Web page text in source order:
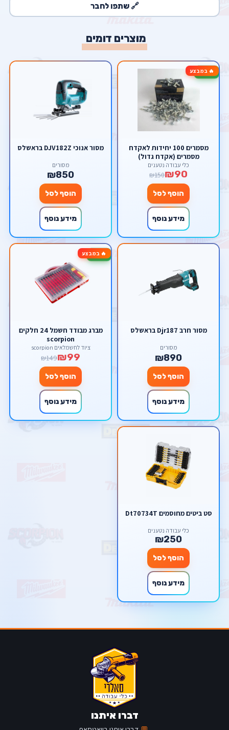
🔗 שתפו לחבר
מוצרים דומים
🔥 במבצע-40%
מסמרים 100 יחידות לאקדח
מסמרים (אקדח גדול)
כלי עבודה נטענים
₪90
₪150
הוסף לסל
מידע נוסף
מסור אנוכי DJV182Z בראשלס
מסורים
₪850
הוסף לסל
מידע נוסף
מסור חרב Djr187 בראשלס
מסורים
₪890
הוסף לסל
מידע נוסף
🔥 במבצע-34%
מברג מבודד חשמל 24 חלקים
scorpion
ציוד לחשמלאים scorpion
₪99
₪149
הוסף לסל
מידע נוסף
סט ביטים מחוסמים Dt70734T
כלי עבודה נטענים
₪250
הוסף לסל
מידע נוסף
דברו איתנו